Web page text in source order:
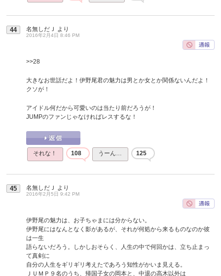
44 名無しだＪ より
2016年2月4日 8:46 PM
>>28
大きなお世話だよ！伊野尾君の魅力は男とか女とか関係ないんだよ！
クソが！
アイドル何だから可愛いのは当たり前だろうが！
JUMPのファンじゃなければレスするな！
それな！ 108 うーん… 125
45 名無しだＪ より
2016年2月5日 9:42 PM
伊野尾の魅力は、お子ちゃまには分からない。
伊野尾にはなんとなく影があるが、それが何処から来るものなのか彼
は一生
語らないだろう。しかしおそらく、人生の中で何回かは、立ち止まっ
て真剣に
自分の人生をギリギリ考えたであろう知性がかいま見える。
ＪＵＭＰ９名のうち、帰国子女の岡本と、中退の高木以外は